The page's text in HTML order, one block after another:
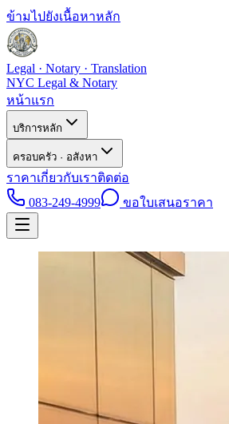
ข้ามไปยังเนื้อหาหลัก
Legal · Notary · Translation
NYC Legal & Notary
หน้าแรก
บริการหลัก
ครอบครัว · อสังหา
ราคาเกี่ยวกับเราติดต่อ
083-249-4999
ขอใบเสนอราคา